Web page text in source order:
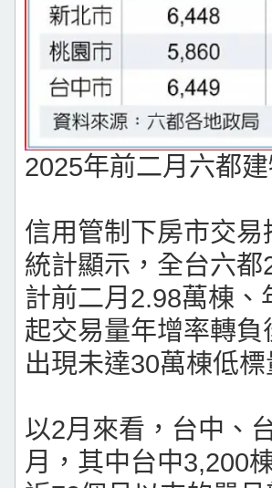
2025年前二月六都
信用管制下房市交
統計顯示，全台六
計前二月2.98萬棟
起交易量年增率轉
出現未達30萬棟低
以2月來看，台中、
月，其中台中3,200